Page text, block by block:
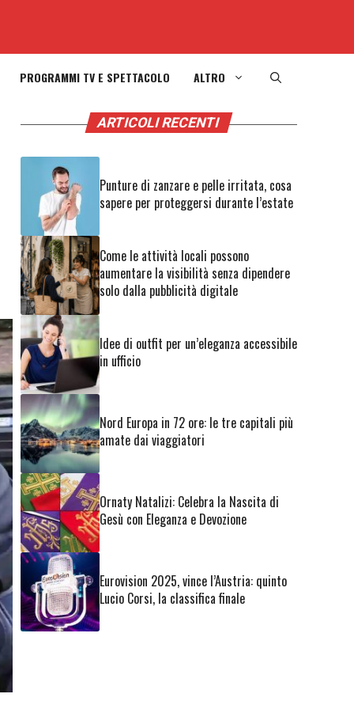
PROGRAMMI TV E SPETTACOLO ALTRO
ARTICOLI RECENTI
Punture di zanzare e pelle irritata, cosa
sapere per proteggersi durante l’estate
Come le attività locali possono
aumentare la visibilità senza dipendere
solo dalla pubblicità digitale
Idee di outfit per un’eleganza accessibile
in ufficio
Nord Europa in 72 ore: le tre capitali più
amate dai viaggiatori
Ornaty Natalizi: Celebra la Nascita di
Gesù con Eleganza e Devozione
Eurovision 2025, vince l’Austria: quinto
Lucio Corsi, la classifica finale